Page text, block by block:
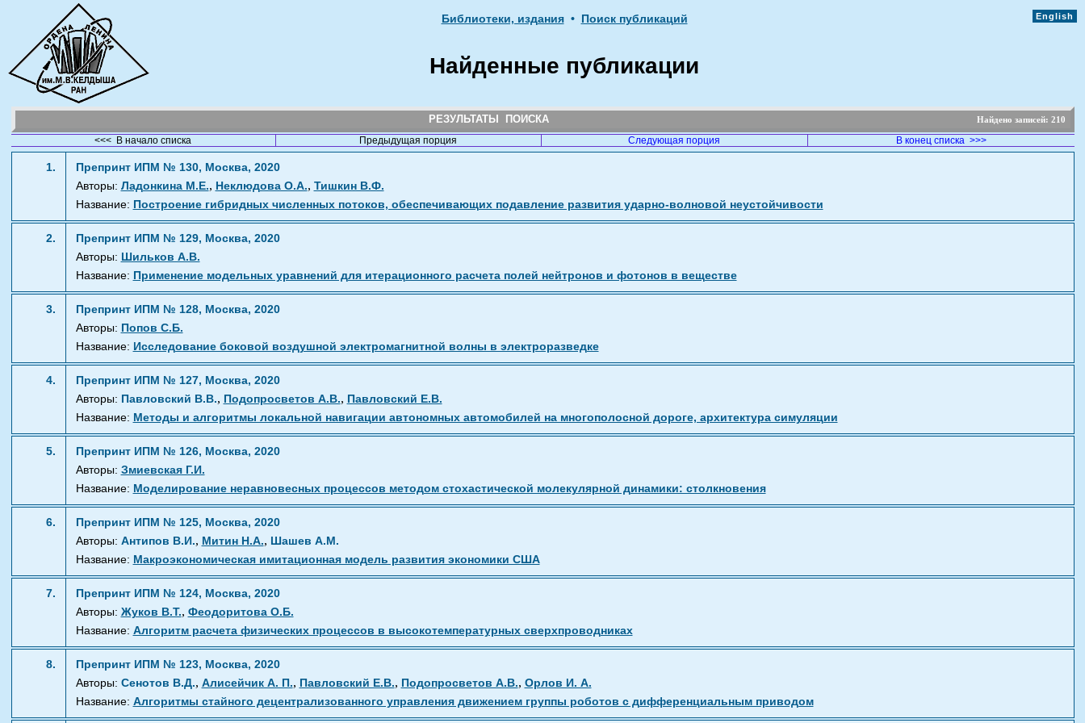
Библиотеки, издания • Поиск публикаций English
Найденные публикации
РЕЗУЛЬТАТЫ ПОИСКА Найдено записей: 210
<<< В начало списка Предыдущая порция Следующая порция В конец списка >>>
1.
Препринт ИПМ № 130, Москва, 2020
Авторы: Ладонкина М.Е., Неклюдова О.А., Тишкин В.Ф.
Название: Построение гибридных численных потоков, обеспечивающих подавление развития ударно-волновой неустойчивости
2.
Препринт ИПМ № 129, Москва, 2020
Авторы: Шильков А.В.
Название: Применение модельных уравнений для итерационного расчета полей нейтронов и фотонов в веществе
3.
Препринт ИПМ № 128, Москва, 2020
Авторы: Попов С.Б.
Название: Исследование боковой воздушной электромагнитной волны в электроразведке
4.
Препринт ИПМ № 127, Москва, 2020
Авторы: Павловский В.В., Подопросветов А.В., Павловский Е.В.
Название: Методы и алгоритмы локальной навигации автономных автомобилей на многополосной дороге, архитектура симуляции
5.
Препринт ИПМ № 126, Москва, 2020
Авторы: Змиевская Г.И.
Название: Моделирование неравновесных процессов методом стохастической молекулярной динамики: столкновения
6.
Препринт ИПМ № 125, Москва, 2020
Авторы: Антипов В.И., Митин Н.А., Шашев А.М.
Название: Макроэкономическая имитационная модель развития экономики США
7.
Препринт ИПМ № 124, Москва, 2020
Авторы: Жуков В.Т., Феодоритова О.Б.
Название: Алгоритм расчета физических процессов в высокотемпературных сверхпроводниках
8.
Препринт ИПМ № 123, Москва, 2020
Авторы: Сенотов В.Д., Алисейчик А. П., Павловский Е.В., Подопросветов А.В., Орлов И. А.
Название: Алгоритмы стайного децентрализованного управления движением группы роботов с дифференциальным приводом